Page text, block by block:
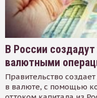
В России
валютными
Правительство
в валюте, с помощью